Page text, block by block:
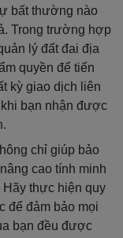
bất thường nào
Trong trường hợp
lý đất đai địa
quyền để tiến
kỳ giao dịch liên
bạn nhận được
chỉ giúp bảo
cao tính minh
Hãy thực hiện quy
để đảm bảo mọi
bạn đều được